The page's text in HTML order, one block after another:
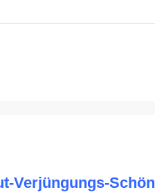
Verjüngungs-